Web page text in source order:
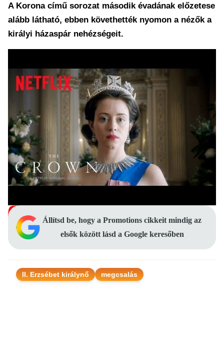
A Korona című sorozat második évadának előzetese
alább látható, ebben követhették nyomon a nézők a
királyi házaspár nehézségeit.
Állítsd be, hogy a Promotions cikkeit mindig az
elsők között lásd a Google keresőben
II. Erzsébet királynő megcsalás